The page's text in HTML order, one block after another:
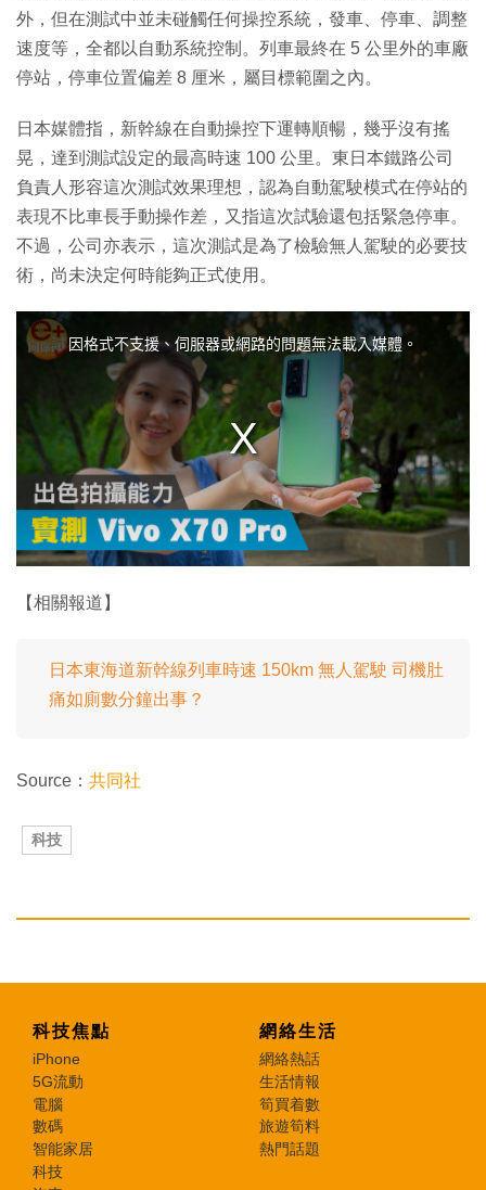
外，但在測試中並未碰觸任何操控系統，發車、停車、調整
速度等，全都以自動系統控制。列車最終在 5 公里外的車廠
停站，停車位置偏差 8 厘米，屬目標範圍之內。
日本媒體指，新幹線在自動操控下運轉順暢，幾乎沒有搖
晃，達到測試設定的最高時速 100 公里。東日本鐵路公司
負責人形容這次測試效果理想，認為自動駕駛模式在停站的
表現不比車長手動操作差，又指這次試驗還包括緊急停車。
不過，公司亦表示，這次測試是為了檢驗無人駕駛的必要技
術，尚未決定何時能夠正式使用。
w
.
因格式不支援、伺服器或網路的問題無法載入媒體。
【相關報道】
日本東海道​​新幹線列車時速 150km 無人駕駛 司機肚
痛如廁數分鐘出事？
Source： 共同社
科技
科技焦點
iPhone
5G流動
電腦
數碼
智能家居
科技
網絡生活
網絡熱話
生活情報
筍買着數
旅遊筍料
熱門話題